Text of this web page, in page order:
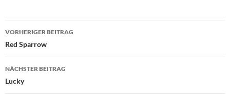
Beitragsnavigation
VORHERIGER BEITRAG
Red Sparrow
NÄCHSTER BEITRAG
Lucky